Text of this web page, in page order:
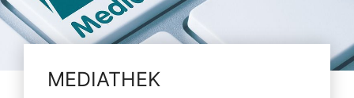
MEDIATHEK